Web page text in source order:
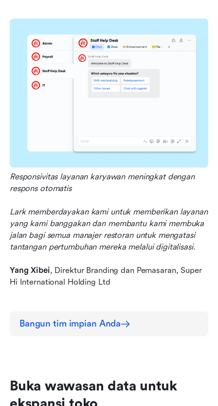
Responsivitas layanan karyawan meningkat dengan
respons otomatis
Lark memberdayakan kami untuk memberikan layanan
yang kami banggakan dan membantu kami membuka
jalan bagi semua manajer restoran untuk mengatasi
tantangan pertumbuhan mereka melalui digitalisasi.
Yang Xibei, Direktur Branding dan Pemasaran, Super
Hi International Holding Ltd
Bangun tim impian Anda
Buka wawasan data untuk